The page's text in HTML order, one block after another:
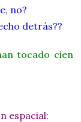
no?
detrás??
tocado cien
espacial: